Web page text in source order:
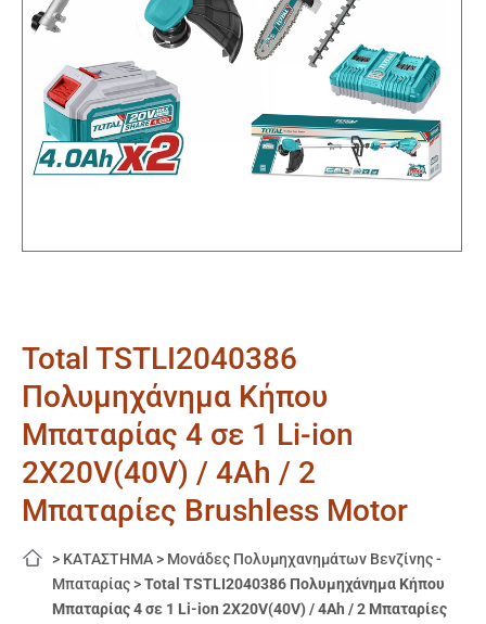
Total TSTLI2040386
Πολυμηχάνημα Κήπου
Μπαταρίας 4 σε 1 Li-ion
2X20V(40V) / 4Ah / 2
Μπαταρίες Brushless Motor
> ΚΑΤΑΣΤΗΜΑ > Μονάδες Πολυμηχανημάτων Βενζίνης -
Μπαταρίας >Total TSTLI2040386 Πολυμηχάνημα Κήπου
Μπαταρίας 4 σε 1 Li-ion 2X20V(40V) / 4Ah / 2 Μπαταρίες